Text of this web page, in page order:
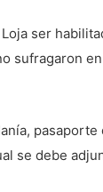
ser
sufragaron
pasaporte
se debe